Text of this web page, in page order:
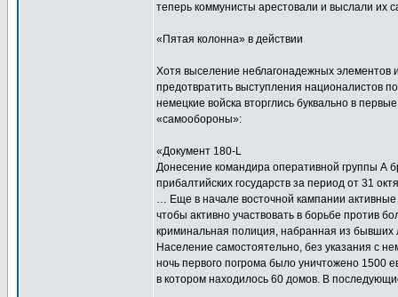
теперь коммунисты арестовали и выслали их
«Пятая колонна» в действии
Хотя выселение неблагонадежных элементов
предотвратить выступления националистов
немецкие войска вторглись буквально в
«самообороны»:
«Документ 180-L
Донесение командира оперативной группы А
прибалтийских государств за период от 31
… Еще в начале восточной кампании
чтобы активно участвовать в борьбе против
криминальная полиция, набранная из
Население самостоятельно, без указания с
ночь первого погрома было уничтожено 1500
в котором находилось 60 домов. В